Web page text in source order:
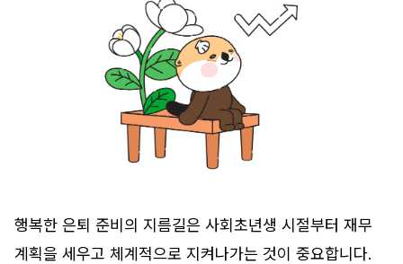
행복한 은퇴 준비의 지름길은 사회초년생 시절부터 재무
계획을 세우고 체계적으로 지켜나가는 것이 중요합니다.